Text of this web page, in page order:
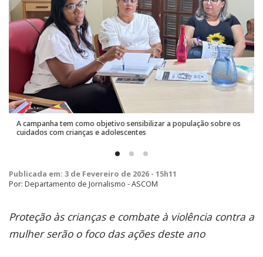
A campanha tem como objetivo sensibilizar a população sobre os
cuidados com crianças e adolescentes
Publicada em: 3 de Fevereiro de 2026 - 15h11
Por: Departamento de Jornalismo - ASCOM
Proteção às crianças e combate à violência contra a
mulher serão o foco das ações deste ano